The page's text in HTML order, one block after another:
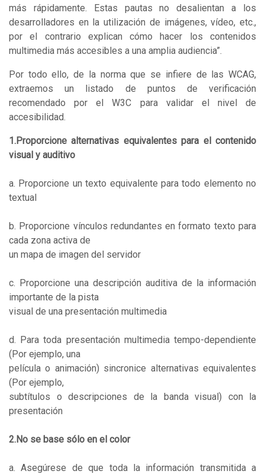
más rápidamente. Estas pautas no desalientan a los
desarrolladores en la utilización de imágenes, vídeo, etc.,
por el contrario explican cómo hacer los contenidos
multimedia más accesibles a una amplia audiencia”.
Por todo ello, de la norma que se infiere de las WCAG,
extraemos un listado de puntos de verificación
recomendado por el W3C para validar el nivel de
accesibilidad.
1.Proporcione alternativas equivalentes para el contenido
visual y auditivo
a. Proporcione un texto equivalente para todo elemento no
textual
b. Proporcione vínculos redundantes en formato texto para
cada zona activa de
un mapa de imagen del servidor
c. Proporcione una descripción auditiva de la información
importante de la pista
visual de una presentación multimedia
d. Para toda presentación multimedia tempo-dependiente
(Por ejemplo, una
película o animación) sincronice alternativas equivalentes
(Por ejemplo,
subtítulos o descripciones de la banda visual) con la
presentación
2.No se base sólo en el color
a. Asegúrese de que toda la información transmitida a